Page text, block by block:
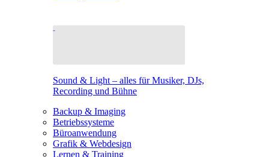
Sound & Light – alles für Musiker, DJs,
Recording und Bühne
Backup & Imaging
Betriebssysteme
Büroanwendung
Grafik & Webdesign
Lernen & Training